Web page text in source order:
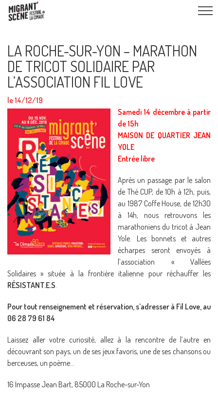
LA ROCHE-SUR-YON – MARATHON
DE TRICOT SOLIDAIRE PAR
L’ASSOCIATION FIL LOVE
le 14/12/19
Samedi 14 décembre à partir
de 15h
MAISON DE QUARTIER JEAN
YOLE
Entrée libre
Après un passage par le salon
de Thé CUP, de 10h à 12h, puis,
au 1987 Coffe House, de 12h30
à 14h, nous retrouvons les
marathoniens du tricot à Jean
Yole. Les bonnets et autres
écharpes seront envoyés à
l’association « Vallées
Solidaires » située à la frontière italienne pour réchauffer les
RÉSISTANT.E.S.
Pour tout renseignement et réservation, s’adresser à Fil Love, au
06 28 79 61 84
Laissez aller votre curiosité, allez à la rencontre de l’autre en
découvrant son pays, un de ses jeux favoris, une de ses chansons ou
berceuses, un poème…
16 Impasse Jean Bart, 85000 La Roche-sur-Yon